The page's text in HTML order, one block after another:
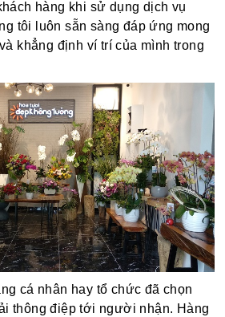
hàng khi sử dụng dịch vụ
tôi luôn sẵn sàng đáp ứng mong
khẳng định ví trí của mình trong
cá nhân hay tổ chức đã chọn
thông điệp tới người nhận. Hàng